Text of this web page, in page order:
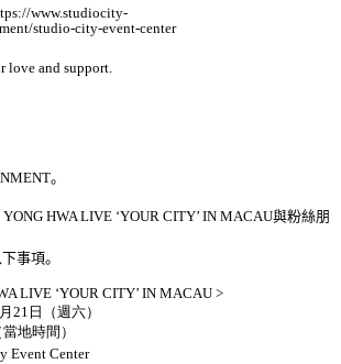
www.studiocity-
studio-city-event-center
love and support.
。
YONG HWA LIVE ‘YOUR CITY’ IN MACAU與粉絲朋
事項。
LIVE ‘YOUR CITY’ IN MACAU >
月 21 日（週六）
地時間）
Event Center